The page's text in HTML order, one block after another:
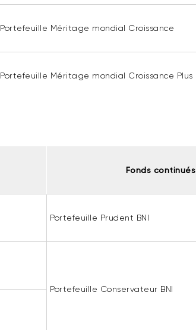
Portefeuille Méritage mondial Croissance
Portefeuille Méritage mondial Croissance Plus
Fonds continués
Portefeuille Prudent BNI
Portefeuille Conservateur BNI